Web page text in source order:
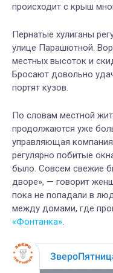
происходит с крыш
Пернатые хулиганы
улице Парашютной.
местных высоток и
Бросают довольно
портят кузов.
По словам местной
продолжаются уже
управляющая
регулярно побитые
было. Совсем свежие
дворе», — говорит
пока не попадали в
между домами, где
«Фонтанка».